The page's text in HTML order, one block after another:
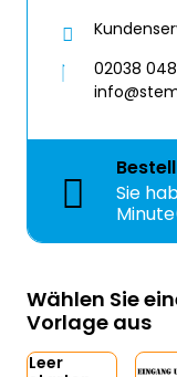
02038
Sie
Wählen Sie
Vorlage aus
Leer